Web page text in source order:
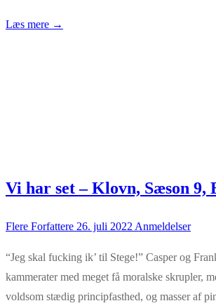
Læs mere →
Vi har set – Klovn, Sæson 9,
Flere Forfattere 26. juli 2022 Anmeldelser
“Jeg skal fucking ik’ til Stege!” Casper og
kammerater med meget få moralske skrupler,
voldsom stædig principfasthed, og masser af